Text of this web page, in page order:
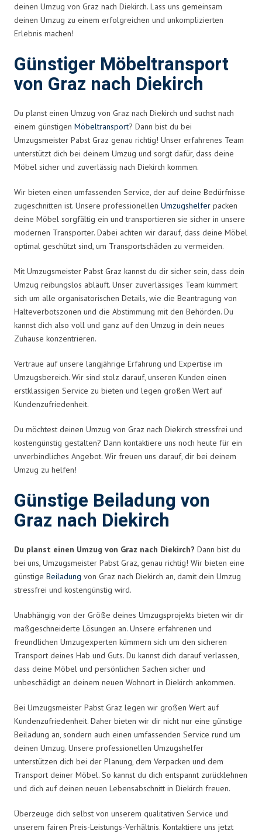
deinen Umzug von Graz nach Diekirch. Lass uns gemeinsam
deinen Umzug zu einem erfolgreichen und unkomplizierten
Erlebnis machen!
Günstiger Möbeltransport
von Graz nach Diekirch
Du planst einen Umzug von Graz nach Diekirch und suchst nach
einem günstigen Möbeltransport? Dann bist du bei
Umzugsmeister Pabst Graz genau richtig! Unser erfahrenes Team
unterstützt dich bei deinem Umzug und sorgt dafür, dass deine
Möbel sicher und zuverlässig nach Diekirch kommen.
Wir bieten einen umfassenden Service, der auf deine Bedürfnisse
zugeschnitten ist. Unsere professionellen Umzugshelfer packen
deine Möbel sorgfältig ein und transportieren sie sicher in unsere
modernen Transporter. Dabei achten wir darauf, dass deine Möbel
optimal geschützt sind, um Transportschäden zu vermeiden.
Mit Umzugsmeister Pabst Graz kannst du dir sicher sein, dass dein
Umzug reibungslos abläuft. Unser zuverlässiges Team kümmert
sich um alle organisatorischen Details, wie die Beantragung von
Halteverbotszonen und die Abstimmung mit den Behörden. Du
kannst dich also voll und ganz auf den Umzug in dein neues
Zuhause konzentrieren.
Vertraue auf unsere langjährige Erfahrung und Expertise im
Umzugsbereich. Wir sind stolz darauf, unseren Kunden einen
erstklassigen Service zu bieten und legen großen Wert auf
Kundenzufriedenheit.
Du möchtest deinen Umzug von Graz nach Diekirch stressfrei und
kostengünstig gestalten? Dann kontaktiere uns noch heute für ein
unverbindliches Angebot. Wir freuen uns darauf, dir bei deinem
Umzug zu helfen!
Günstige Beiladung von
Graz nach Diekirch
Du planst einen Umzug von Graz nach Diekirch? Dann bist du
bei uns, Umzugsmeister Pabst Graz, genau richtig! Wir bieten eine
günstige Beiladung von Graz nach Diekirch an, damit dein Umzug
stressfrei und kostengünstig wird.
Unabhängig von der Größe deines Umzugsprojekts bieten wir dir
maßgeschneiderte Lösungen an. Unsere erfahrenen und
freundlichen Umzugexperten kümmern sich um den sicheren
Transport deines Hab und Guts. Du kannst dich darauf verlassen,
dass deine Möbel und persönlichen Sachen sicher und
unbeschädigt an deinem neuen Wohnort in Diekirch ankommen.
Bei Umzugsmeister Pabst Graz legen wir großen Wert auf
Kundenzufriedenheit. Daher bieten wir dir nicht nur eine günstige
Beiladung an, sondern auch einen umfassenden Service rund um
deinen Umzug. Unsere professionellen Umzugshelfer
unterstützen dich bei der Planung, dem Verpacken und dem
Transport deiner Möbel. So kannst du dich entspannt zurücklehnen
und dich auf deinen neuen Lebensabschnitt in Diekirch freuen.
Überzeuge dich selbst von unserem qualitativen Service und
unserem fairen Preis-Leistungs-Verhältnis. Kontaktiere uns jetzt